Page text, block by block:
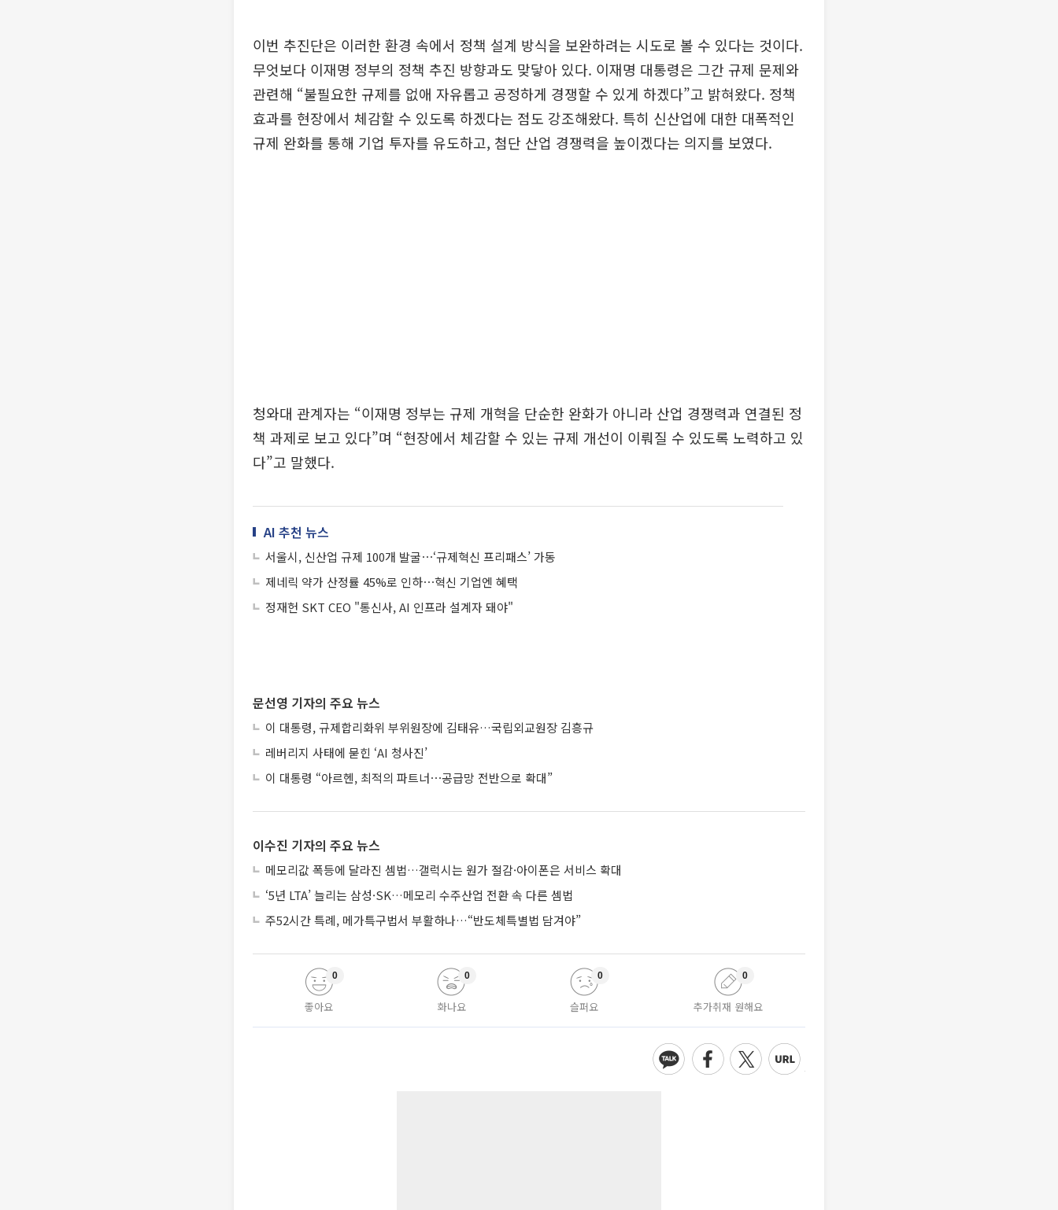
이번 추진단은 이러한 환경 속에서 정책 설계 방식을 보완하려는 시도로 볼 수 있다는 것이다.
무엇보다 이재명 정부의 정책 추진 방향과도 맞닿아 있다. 이재명 대통령은 그간 규제 문제와
관련해 “불필요한 규제를 없애 자유롭고 공정하게 경쟁할 수 있게 하겠다”고 밝혀왔다. 정책
효과를 현장에서 체감할 수 있도록 하겠다는 점도 강조해왔다. 특히 신산업에 대한 대폭적인
규제 완화를 통해 기업 투자를 유도하고, 첨단 산업 경쟁력을 높이겠다는 의지를 보였다.
청와대 관계자는 “이재명 정부는 규제 개혁을 단순한 완화가 아니라 산업 경쟁력과 연결된 정
책 과제로 보고 있다”며 “현장에서 체감할 수 있는 규제 개선이 이뤄질 수 있도록 노력하고 있
다”고 말했다.
AI 추천 뉴스
서울시, 신산업 규제 100개 발굴⋯‘규제혁신 프리패스’ 가동
제네릭 약가 산정률 45%로 인하⋯혁신 기업엔 혜택
정재헌 SKT CEO "통신사, AI 인프라 설계자 돼야"
문선영 기자의 주요 뉴스
이 대통령, 규제합리화위 부위원장에 김태유…국립외교원장 김흥규
레버리지 사태에 묻힌 ‘AI 청사진’
이 대통령 “아르헨, 최적의 파트너⋯공급망 전반으로 확대”
이수진 기자의 주요 뉴스
메모리값 폭등에 달라진 셈법…갤럭시는 원가 절감·아이폰은 서비스 확대
‘5년 LTA’ 늘리는 삼성·SK…메모리 수주산업 전환 속 다른 셈법
주52시간 특례, 메가특구법서 부활하나…“반도체특별법 담겨야”
좋아요
0
화나요
0
슬퍼요
0
추가취재 원해요
0